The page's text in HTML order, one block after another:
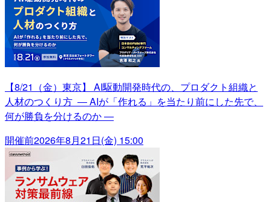
【8/21（金）東京】 AI駆動開発時代の、プロダクト組織と
人材のつくり方 ― AIが「作れる」を当たり前にした先で、
何が勝負を分けるのか ―
開催前2026年8月21日(金) 15:00